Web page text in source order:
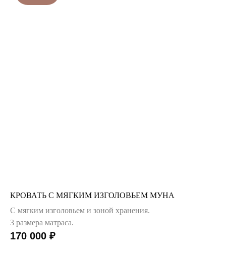
КРОВАТЬ C МЯГКИМ ИЗГОЛОВЬЕМ МУНА
С мягким изголовьем и зоной хранения.
3 размера матраса.
170 000 ₽